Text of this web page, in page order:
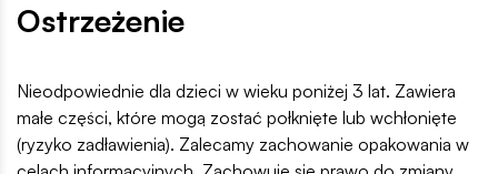
Ostrzeżenie
Nieodpowiednie dla dzieci w wieku poniżej 3 lat. Zawiera
małe części, które mogą zostać połknięte lub wchłonięte
(ryzyko zadławienia). Zalecamy zachowanie opakowania w